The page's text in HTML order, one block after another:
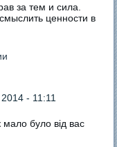
за тем и сила.
ценности в
- 11:11
мало було від вас